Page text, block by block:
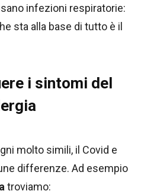
infezioni respiratorie:
sta alla base di tutto è il
i sintomi del
molto simili, il Covid e
differenze. Ad esempio
troviamo: